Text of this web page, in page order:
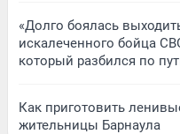
«Долго боялась
искалеченного бойца
который разбился по
Как приготовить
жительницы Барнаула